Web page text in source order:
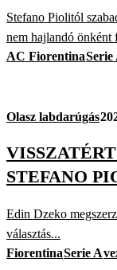
Stefano Piolitól
nem hajlandó önként
AC FiorentinaSerie
Olasz labdarúgás
STEFANO
Edin Dzeko
választás...
FiorentinaSerie A